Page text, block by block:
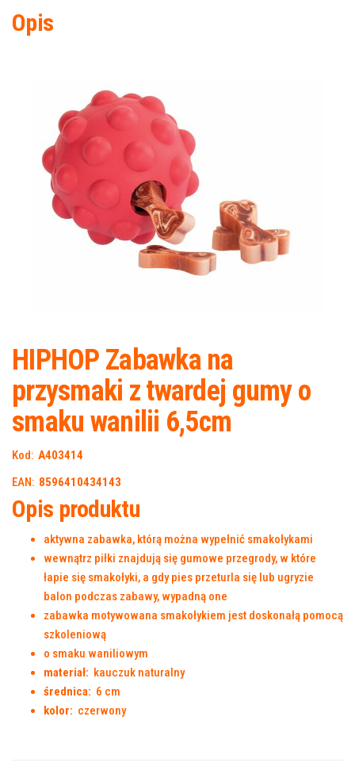
Opis
HIPHOP Zabawka na
przysmaki z twardej gumy o
smaku wanilii 6,5cm
Kod: A403414
EAN: 8596410434143
Opis produktu
aktywna zabawka, którą można wypełnić smakołykami
wewnątrz piłki znajdują się gumowe przegrody, w które
łapie się smakołyki, a gdy pies przeturla się lub ugryzie
balon podczas zabawy, wypadną one
zabawka motywowana smakołykiem jest doskonałą pomocą
szkoleniową
o smaku waniliowym
materiał: kauczuk naturalny
średnica: 6 cm
kolor: czerwony